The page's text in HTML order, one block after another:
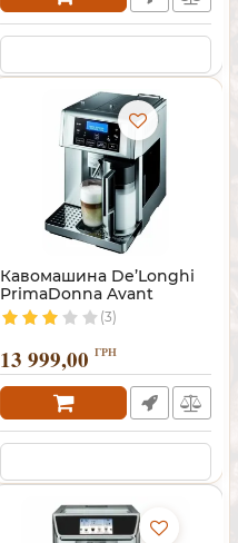
Кавомашина De’Longhi
PrimaDonna Avant
(3)
13 999,00 ГРН